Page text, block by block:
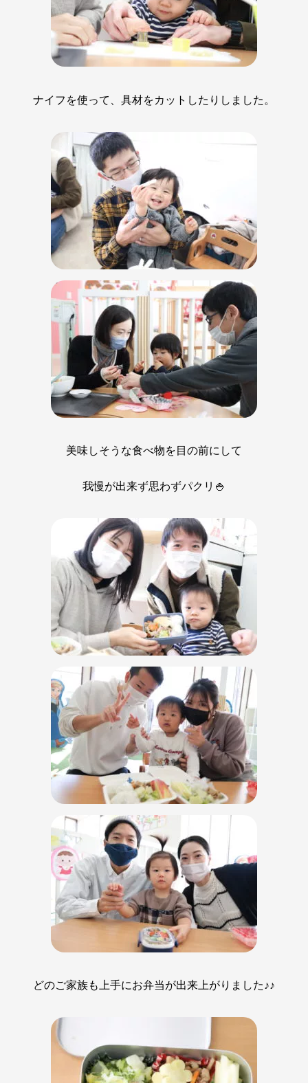
ナイフを使って、具材をカットしたりしました。
美味しそうな食べ物を目の前にして
我慢が出来ず思わずパクリ🍚
どのご家族も上手にお弁当が出来上がりました♪♪